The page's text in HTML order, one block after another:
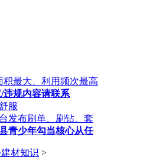
积最大、利用频次最高
违规内容请联系
服
发布刷单、刷钻、套
青少年勾当核心从任
材知识 >